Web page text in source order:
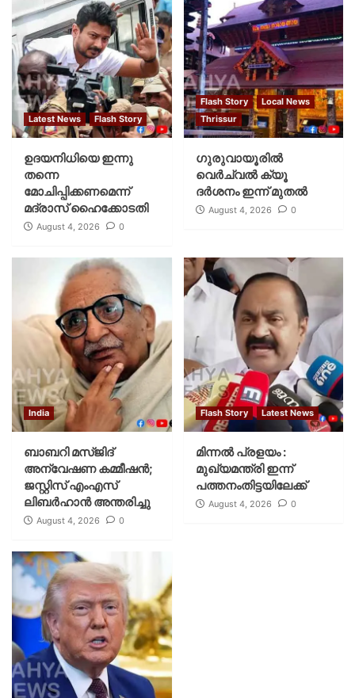
Latest News Flash Story
ഉദയനിധിയെ ഇന്നു
തന്നെ
മോചിപ്പിക്കണമെന്ന്
മദ്രാസ് ഹൈക്കോടതി
August 4, 2026 0
Flash Story
Local News
Thrissur
ഗുരുവായൂരില്‍
വെര്‍ച്വല്‍ ക്യൂ
ദര്‍ശനം ഇന്ന് മുതല്‍
August 4, 2026 0
India
ബാബറി മസ്ജിദ്
അന്വേഷണ കമ്മീഷന്‍;
ജസ്റ്റിസ് എംഎസ്
ലിബര്‍ഹാന്‍ അന്തരിച്ചു
August 4, 2026 0
Flash Story Latest News
മിന്നല്‍ പ്രളയം :
മുഖ്യമന്ത്രി ഇന്ന്
പത്തനംതിട്ടയിലേക്ക്
August 4, 2026 0